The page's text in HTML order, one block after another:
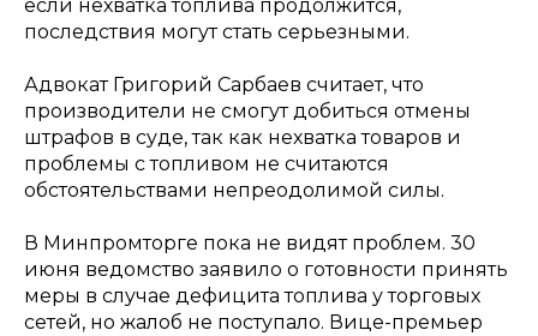
если нехватка топлива продолжится,
последствия могут стать серьезными.
Адвокат Григорий Сарбаев считает, что
производители не смогут добиться отмены
штрафов в суде, так как нехватка товаров и
проблемы с топливом не считаются
обстоятельствами непреодолимой силы.
В Минпромторге пока не видят проблем. 30
июня ведомство заявило о готовности принять
меры в случае дефицита топлива у торговых
сетей, но жалоб не поступало. Вице-премьер